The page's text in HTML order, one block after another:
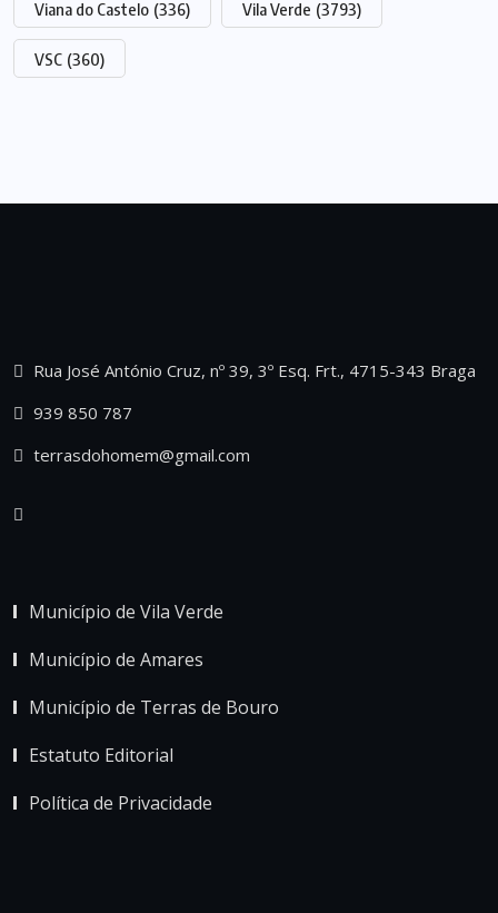
Viana do Castelo (336) Vila Verde (3793)
VSC (360)
Rua José António Cruz, nº 39, 3º Esq. Frt., 4715-343 Braga
939 850 787
terrasdohomem@gmail.com
Município de Vila Verde
Município de Amares
Município de Terras de Bouro
Estatuto Editorial
Política de Privacidade